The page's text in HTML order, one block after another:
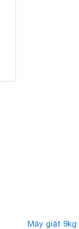
Máy giặt 9kg